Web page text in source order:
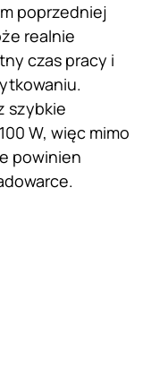
poprzedniej
realnie
czas pracy i
szybkie
W, więc mimo
powinien